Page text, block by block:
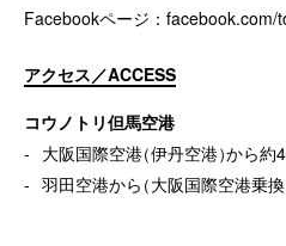
Facebookページ： facebook.com/
アクセス／ACCESS
コウノトリ但馬空港
大阪国際空港（伊丹空港）から約
羽田空港から（大阪国際空港乗換